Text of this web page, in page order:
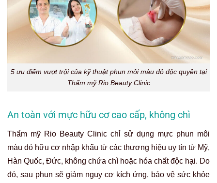
5 ưu điểm vượt trội của kỹ thuật phun môi màu đỏ độc quyền tại
Thẩm mỹ Rio Beauty Clinic
An toàn với mực hữu cơ cao cấp, không chì
Thẩm mỹ Rio Beauty Clinic chỉ sử dụng mực phun môi
màu đỏ hữu cơ nhập khẩu từ các thương hiệu uy tín từ Mỹ,
Hàn Quốc, Đức, không chứa chì hoặc hóa chất độc hại. Do
đó, sau phun sẽ giảm nguy cơ kích ứng, bảo vệ sức khỏe